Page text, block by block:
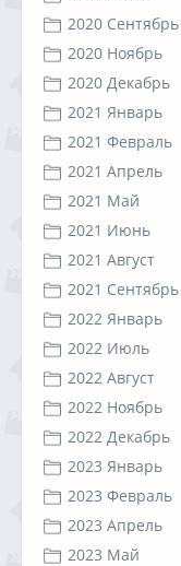
2020 Сентябрь
2020 Ноябрь
2020 Декабрь
2021 Январь
2021 Февраль
2021 Апрель
2021 Май
2021 Июнь
2021 Август
2021 Сентябрь
2022 Январь
2022 Июль
2022 Август
2022 Ноябрь
2022 Декабрь
2023 Январь
2023 Февраль
2023 Апрель
2023 Май